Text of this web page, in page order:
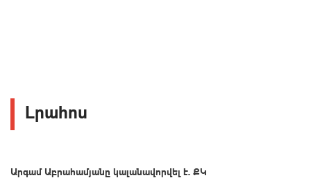
Լրահոս
Արգամ Աբրահամյանը կալանավորվել է. ՔԿ